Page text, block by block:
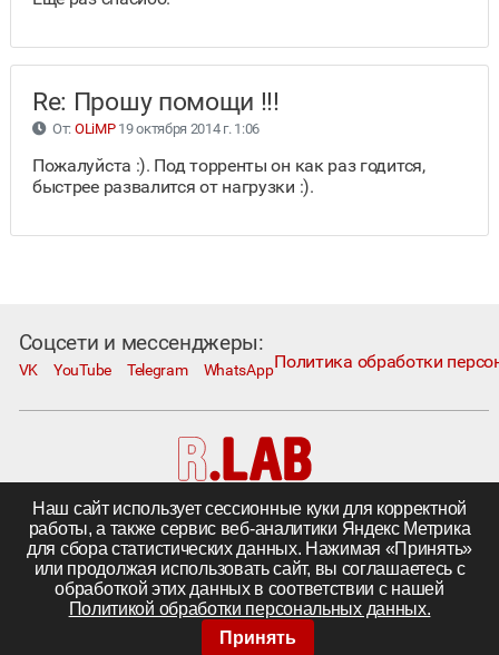
Re: Прошу помощи !!!
От: OLiMP19 октября 2014 г. 1:06
Пожалуйста :). Под торренты он как раз годится,
быстрее развалится от нагрузки :).
Соцсети и мессенджеры:
VK YouTube Telegram WhatsAppПолитика обработки
Москва, Коровий Вал, д. 1А, стр. 1
Телефон:+7 495 230−1000; e-mail:in@rlab.ru
Другие города|Поставка комплектующих
©ООО «R.LAB», 2005—2026
Наш сайт использует сессионные куки для корректной
работы, а также сервис веб-аналитики Яндекс Метрика
для сбора статистических данных. Нажимая «Принять»
или продолжая использовать сайт, вы соглашаетесь с
обработкой этих данных в соответствии с нашей
Политикой обработки персональных данных.
Принять